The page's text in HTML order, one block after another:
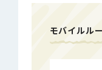
モバイルル